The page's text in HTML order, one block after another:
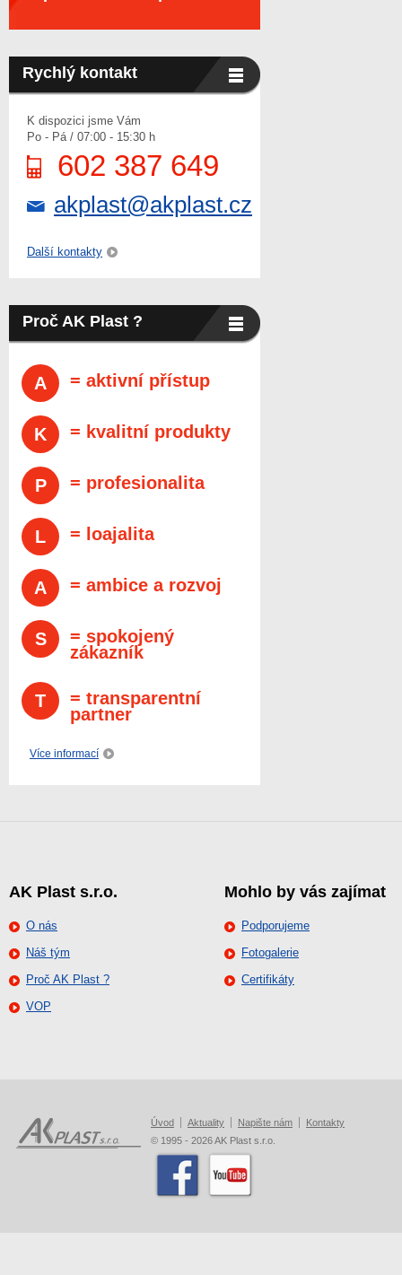
Rychlý kontakt
K dispozici jsme Vám
Po - Pá / 07:00 - 15:30 h
602 387 649
akplast@akplast.cz
Další kontakty
Proč AK Plast ?
A = aktivní přístup
K = kvalitní produkty
P = profesionalita
L = loajalita
A = ambice a rozvoj
S
= spokojený
zákazník
T
= transparentní
partner
Více informací
AK Plast s.r.o.
O nás
Náš tým
Proč AK Plast ?
VOP
Mohlo by vás zajímat
Podporujeme
Fotogalerie
Certifikáty
Úvod Aktuality Napište nám
Kontakty
© 1995 - 2026 AK Plast s.r.o.